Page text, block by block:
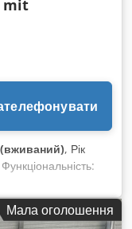
mit
, Рік
по осі X:
200 мм, діапазон
12 місяці,
Мала оголошення